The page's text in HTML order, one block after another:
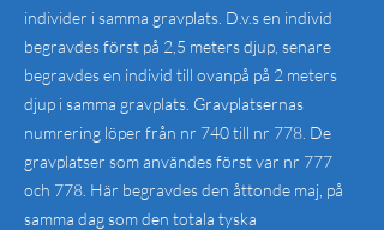
individer i samma gravplats. D.v.s en individ
begravdes först på 2,5 meters djup, senare
begravdes en individ till ovanpå på 2 meters
djup i samma gravplats. Gravplatsernas
numrering löper från nr 740 till nr 778. De
gravplatser som användes först var nr 777
och 778. Här begravdes den åttonde maj, på
samma dag som den totala tyska